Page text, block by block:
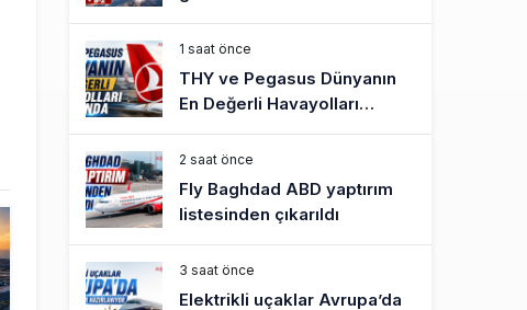
1 saat önce
THY ve Pegasus Dünyanın
En Değerli Havayolları
Arasında
2 saat önce
Fly Baghdad ABD yaptırım
listesinden çıkarıldı
3 saat önce
Elektrikli uçaklar Avrupa’da